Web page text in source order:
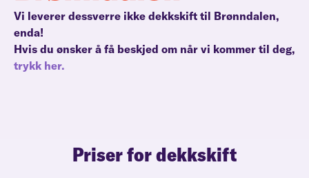
Vi leverer dessverre ikke dekkskift til Brønndalen,
enda!
Hvis du ønsker å få beskjed om når vi kommer til deg,
trykk her.
Priser for dekkskift